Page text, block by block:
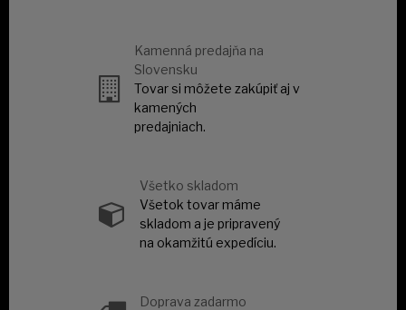
Kamenná predajňa na
Slovensku
Tovar si môžete zakúpiť aj v
kamených
predajniach.
Všetko skladom
Všetok tovar máme
skladom a je pripravený
na okamžitú expedíciu.
Doprava zadarmo